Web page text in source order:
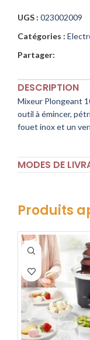
UGS : 023002009
Catégories :
Partager:
DESCRIPTION
Mixeur Plongeant
outil à émincer,
fouet inox et un
MODES DE
Produits